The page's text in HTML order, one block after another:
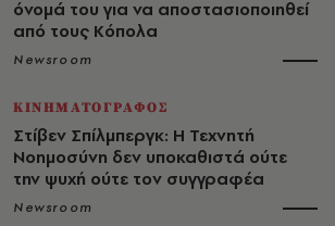
όνομά του για να αποστασιοποιηθεί
από τους Κόπολα
Newsroom
ΚΙΝΗΜΑΤΟΓΡΑΦΟΣ
Στίβεν Σπίλμπεργκ: Η Τεχνητή
Νοημοσύνη δεν υποκαθιστά ούτε
την ψυχή ούτε τον συγγραφέα
Newsroom